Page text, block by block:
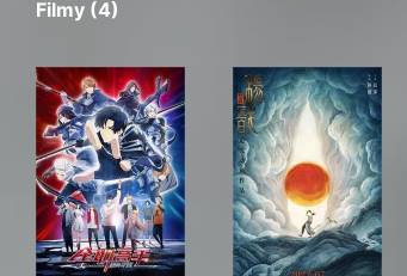
Filmy (4)